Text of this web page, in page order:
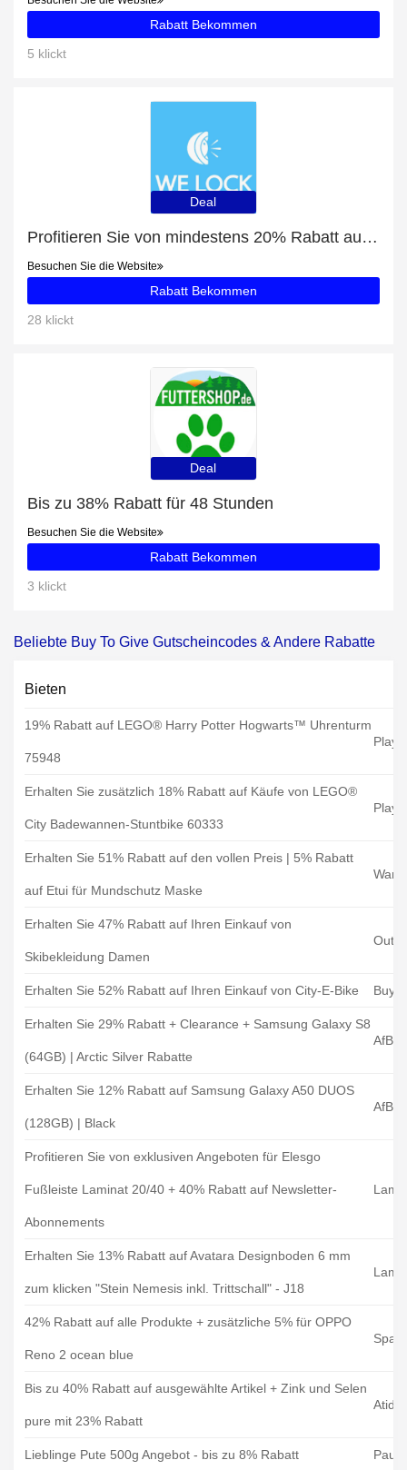
Rabatt Bekommen
5 klickt
Deal
Profitieren Sie von mindestens 20% Rabatt auf Welock Bluetooth WiFi Smart Locks für Haustür mit Tastaturen PCB43
Besuchen Sie die Website
Rabatt Bekommen
28 klickt
Deal
Bis zu 38% Rabatt für 48 Stunden
Besuchen Sie die Website
Rabatt Bekommen
3 klickt
Beliebte Buy To Give Gutscheincodes & Andere Rabatte
Bieten
19% Rabatt auf LEGO® Harry Potter Hogwarts™ Uhrenturm
75948
Erhalten Sie zusätzlich 18% Rabatt auf Käufe von LEGO®
City Badewannen-Stuntbike 60333
Erhalten Sie 51% Rabatt auf den vollen Preis | 5% Rabatt
auf Etui für Mundschutz Maske
Erhalten Sie 47% Rabatt auf Ihren Einkauf von
Skibekleidung Damen
Erhalten Sie 52% Rabatt auf Ihren Einkauf von City-E-Bike
Erhalten Sie 29% Rabatt + Clearance + Samsung Galaxy S8
(64GB) | Arctic Silver Rabatte
AfB
Erhalten Sie 12% Rabatt auf Samsung Galaxy A50 DUOS
(128GB) | Black
AfB
Profitieren Sie von exklusiven Angeboten für Elesgo
Fußleiste Laminat 20/40 + 40% Rabatt auf Newsletter-
Abonnements
Erhalten Sie 13% Rabatt auf Avatara Designboden 6 mm
zum klicken "Stein Nemesis inkl. Trittschall" - J18
42% Rabatt auf alle Produkte + zusätzliche 5% für OPPO
Reno 2 ocean blue
Bis zu 40% Rabatt auf ausgewählte Artikel + Zink und Selen
pure mit 23% Rabatt
Atida
Lieblinge Pute 500g Angebot - bis zu 8% Rabatt